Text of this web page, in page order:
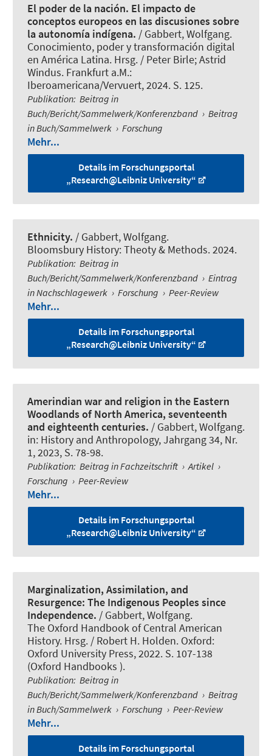
El poder de la nación. El impacto de
conceptos europeos en las discusiones sobre
la autonomía indígena. / Gabbert, Wolfgang.
Conocimiento, poder y transformación digital
en América Latina. Hrsg. / Peter Birle; Astrid
Windus. Frankfurt a.M.:
Iberoamericana/Vervuert, 2024. S. 125.
Publikation: Beitrag in
Buch/Bericht/Sammelwerk/Konferenzband › Beitrag
in Buch/Sammelwerk › Forschung
Mehr...
Details im Forschungsportal
„Research@Leibniz University“
Ethnicity. / Gabbert, Wolfgang.
Bloomsbury History: Theoty & Methods. 2024.
Publikation: Beitrag in
Buch/Bericht/Sammelwerk/Konferenzband › Eintrag
in Nachschlagewerk › Forschung › Peer-Review
Mehr...
Details im Forschungsportal
„Research@Leibniz University“
Amerindian war and religion in the Eastern
Woodlands of North America, seventeenth
and eighteenth centuries. / Gabbert, Wolfgang.
in: History and Anthropology, Jahrgang 34, Nr.
1, 2023, S. 78-98.
Publikation: Beitrag in Fachzeitschrift › Artikel ›
Forschung › Peer-Review
Mehr...
Details im Forschungsportal
„Research@Leibniz University“
Marginalization, Assimilation, and
Resurgence: The Indigenous Peoples since
Independence. / Gabbert, Wolfgang.
The Oxford Handbook of Central American
History. Hrsg. / Robert H. Holden. Oxford:
Oxford University Press, 2022. S. 107-138
(Oxford Handbooks ).
Publikation: Beitrag in
Buch/Bericht/Sammelwerk/Konferenzband › Beitrag
in Buch/Sammelwerk › Forschung › Peer-Review
Mehr...
Details im Forschungsportal